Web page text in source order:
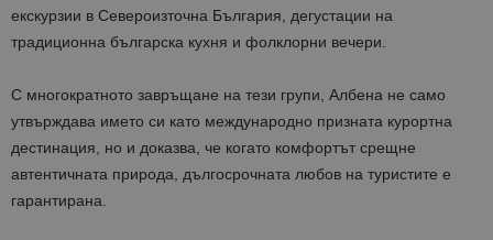
екскурзии в Североизточна България , дегустации на
традиционна българска кухня и фолклорни вечери.
С многократното завръщане на тези групи, Албена не само
утвърждава името си като международно призната курортна
дестинация, но и доказва, че когато комфортът срещне
автентичната природа, дългосрочната любов на туристите е
гарантирана.